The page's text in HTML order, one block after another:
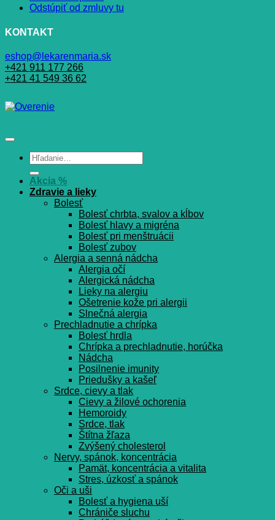
Odstúpiť od zmluvy tu
KONTAKT
eshop@lekarenmaria.sk
+421 911 177 266
+421 41 549 36 62
Hľadať:
Akcia %
Zdravie a lieky
Bolesť
Bolesť chrbta, svalov a kĺbov
Bolesť hlavy a migréna
Bolesť pri menštruácii
Bolesť zubov
Alergia a senná nádcha
Alergia očí
Alergická nádcha
Lieky na alergiu
Ošetrenie kože pri alergii
Slnečná alergia
Prechladnutie a chrípka
Bolesť hrdla
Chrípka a prechladnutie, horúčka
Nádcha
Posilnenie imunity
Priedušky a kašeľ
Srdce, cievy a tlak
Cievy a žilové ochorenia
Hemoroidy
Srdce, tlak
Štítna žľaza
Zvýšený cholesterol
Nervy, spánok, koncentrácia
Pamät, koncentrácia a vitalita
Stres, úzkosť a spánok
Oči a uši
Bolesť a hygiena uší
Chrániče sluchu